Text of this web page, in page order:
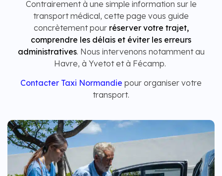
Contrairement à une simple information sur le
transport médical, cette page vous guide
concrètement pour réserver votre trajet,
comprendre les délais et éviter les erreurs
administratives. Nous intervenons notamment au
Havre, à Yvetot et à Fécamp.
Contacter Taxi Normandie pour organiser votre
transport.